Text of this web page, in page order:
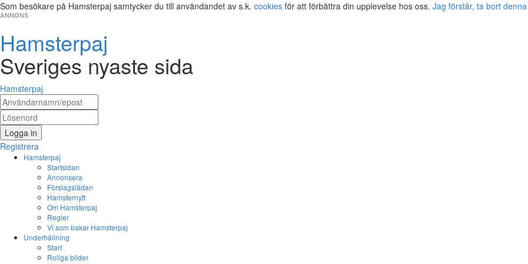
Som besökare på Hamsterpaj samtycker du till användandet av s.k. cookies för att förbättra din upplevelse hos oss. Jag förstår, ta bort
ANNONS
Hamsterpaj
Sveriges nyaste sida
Hamsterpaj
Logga in
Registrera
Hamsterpaj
Startsidan
Annonsera
Förslagslådan
Hamsternytt
Om Hamsterpaj
Regler
Vi som bakar Hamsterpaj
Underhållning
Start
Roliga bilder